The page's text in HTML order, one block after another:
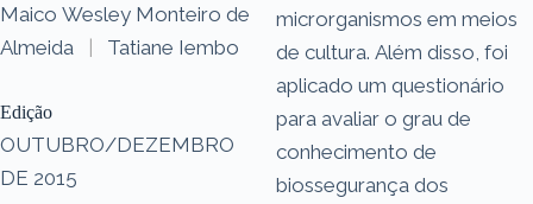
Maico Wesley Monteiro de
Almeida
| Tatiane Iembo
Edição
OUTUBRO/DEZEMBRO
DE 2015
microrganismos em meios
de cultura. Além disso, foi
aplicado um questionário
para avaliar o grau de
conhecimento de
biossegurança dos